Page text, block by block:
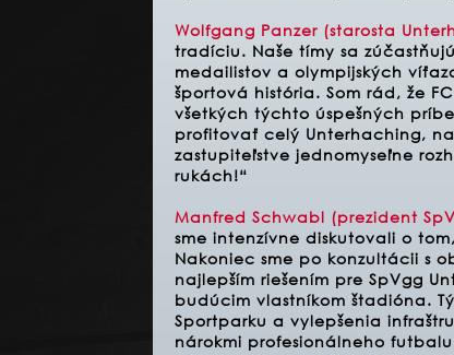
Wolfgang Panzer (starosta
tradíciu. Naše tímy sa
medailistov a olympijských
športová história. Som rád, že
všetkých týchto úspešných
profitovať celý Unterhaching,
zastupiteľstve jednomyseľne
rukách!“
Manfred Schwabl (prezident
sme intenzívne diskutovali o
Nakoniec sme po konzultácii s
najlepším riešením pre SpVgg
budúcim vlastníkom štadióna.
Sportparku a vylepšenia
nárokmi profesionálneho